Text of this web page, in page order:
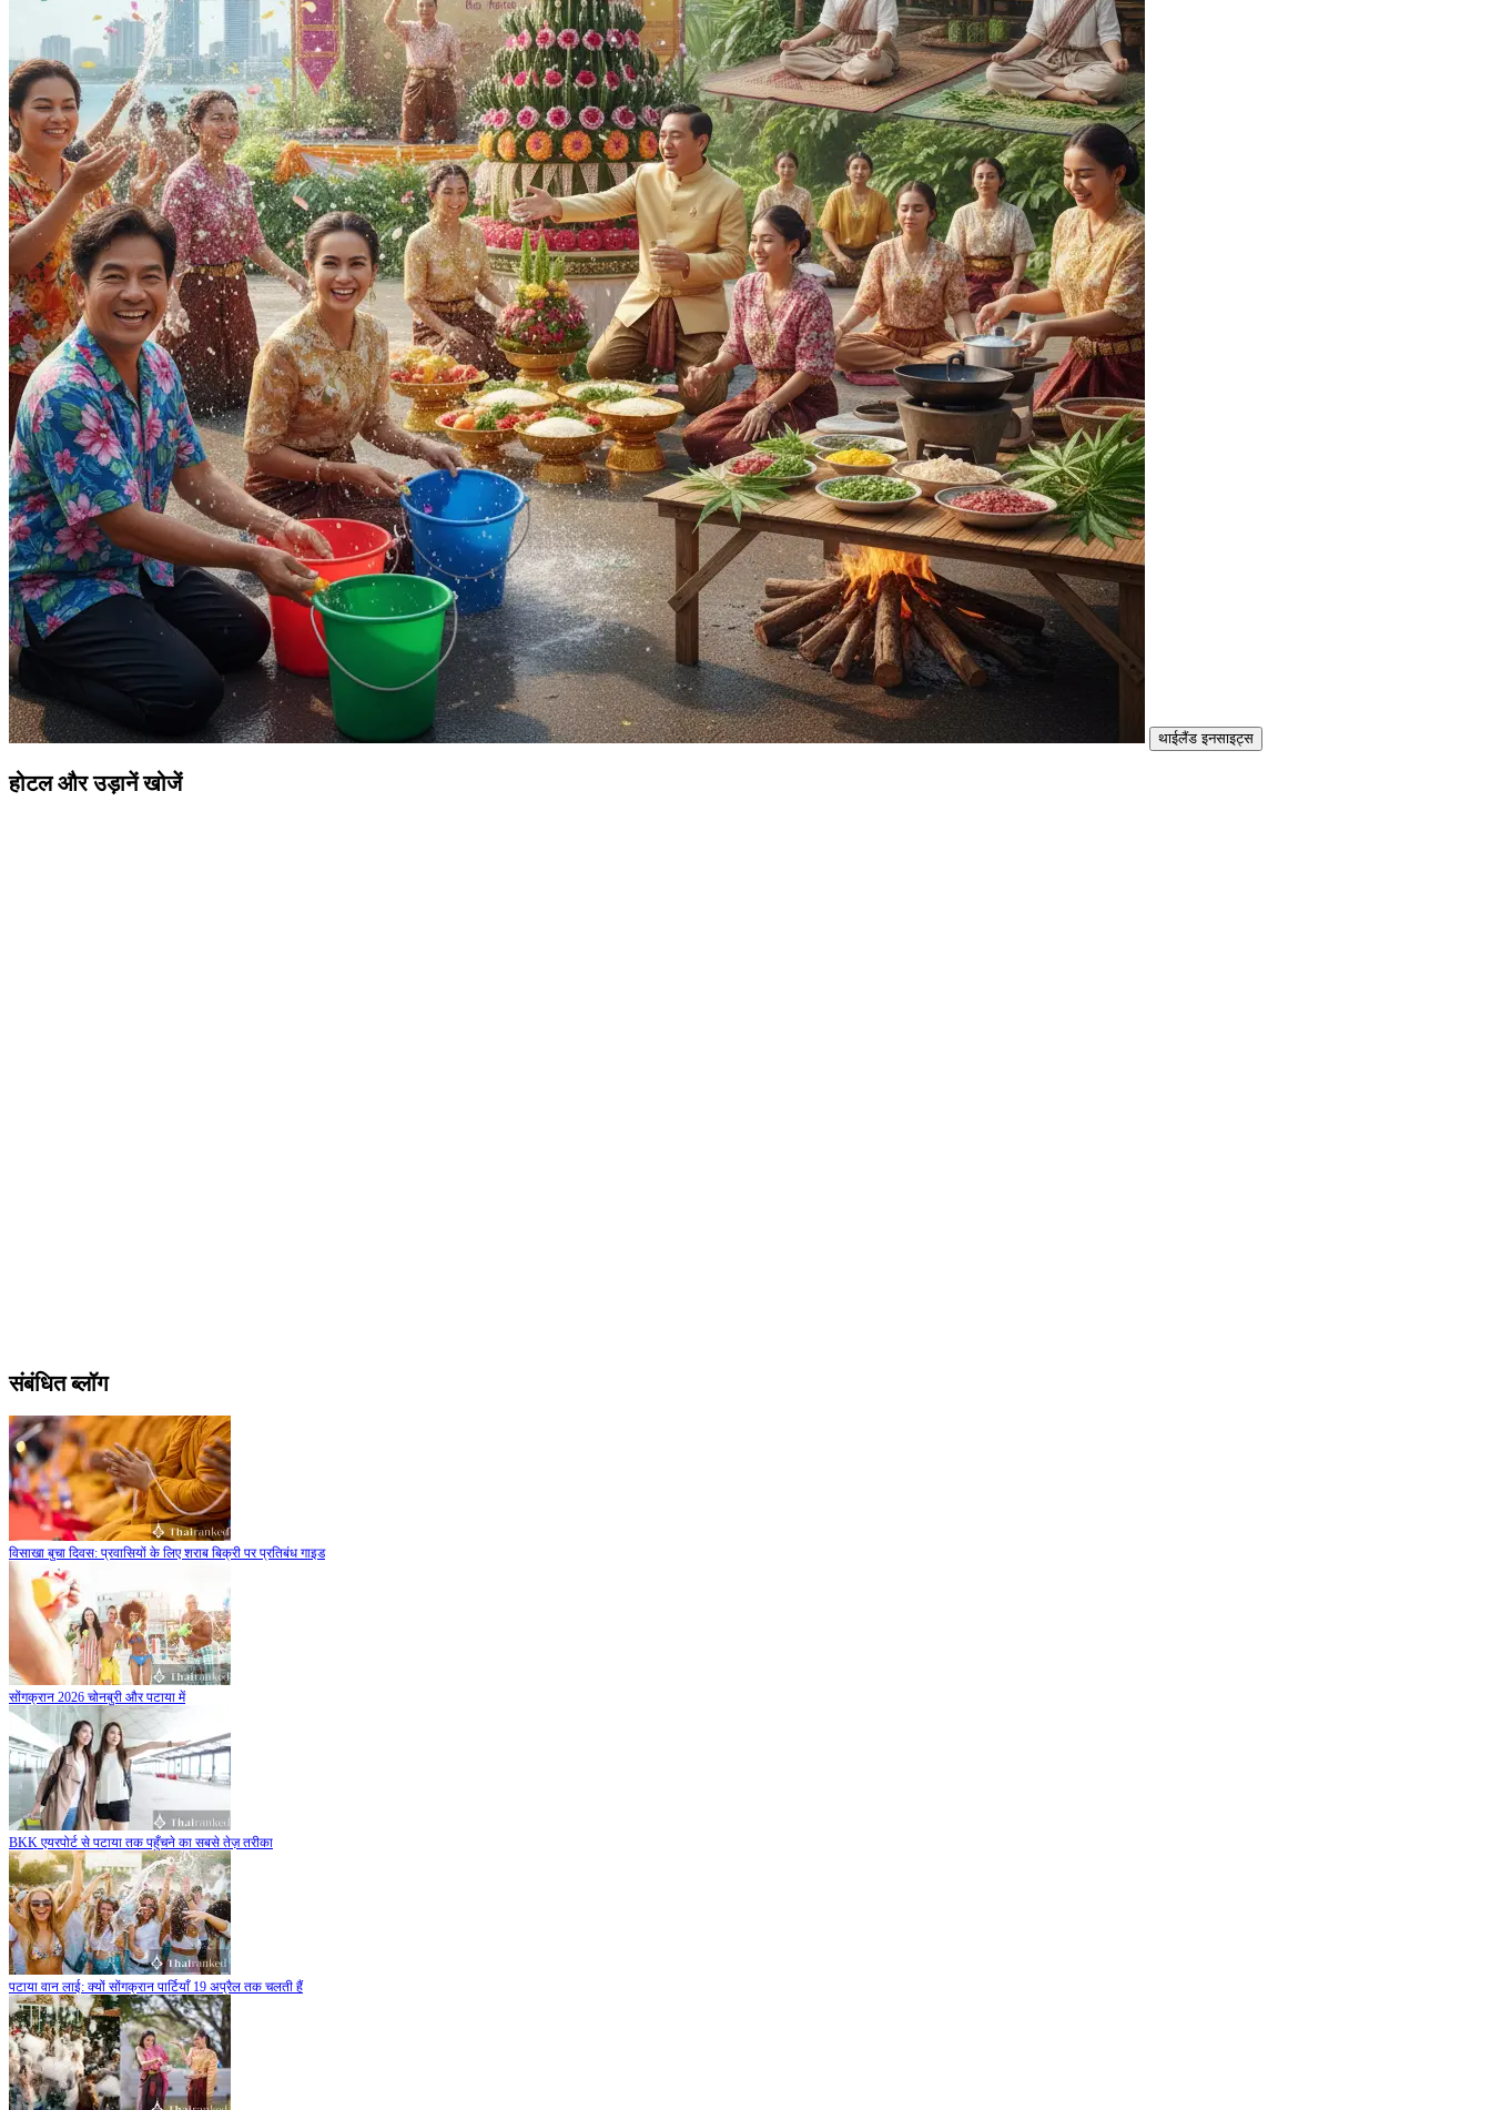
थाईलैंड इनसाइट्स
होटल और उड़ानें खोजें
संबंधित ब्लॉग
विसाखा बुचा दिवस: प्रवासियों के लिए शराब बिक्री पर प्रतिबंध गाइड
सोंगक्रान 2026 चोनबुरी और पटाया में
BKK एयरपोर्ट से पटाया तक पहुँचने का सबसे तेज़ तरीका
पटाया वान लाई: क्यों सोंगक्रान पार्टियाँ 19 अप्रैल तक चलती हैं